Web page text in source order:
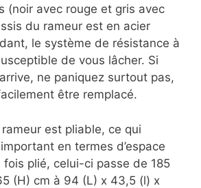
(noir avec rouge et gris avec
du rameur est en acier
le système de résistance à
de vous lâcher. Si
ne paniquez surtout pas,
être remplacé.
est pliable, ce qui
en termes d’espace
plié, celui-ci passe de 185
(H) cm à 94 (L) x 43,5 (l) x